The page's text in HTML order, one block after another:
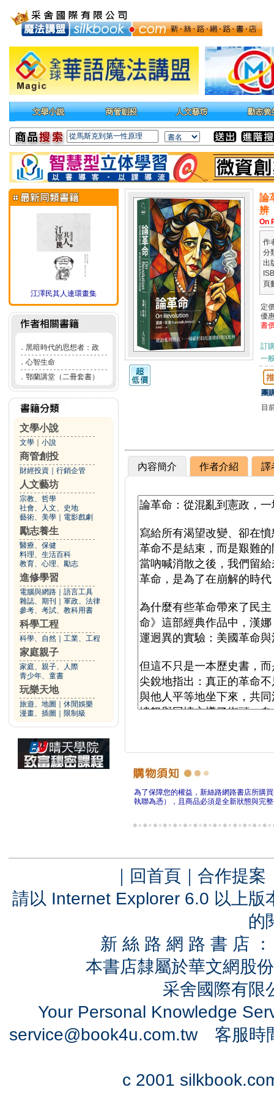
江澤民其人連環畫集
． 黑暗時代的思想者：政
． 心智生命
． 鄂蘭講堂（二冊套書）
文學小說
文學 小說
商管創投
財經投資 行銷企管
人文藝坊
宗教、哲學
社會、人文、史地
藝術、美學
電影戲劇
勵志養生
醫療、保健
料理、生活百科
教育、心理、勵志
進修學習
電腦與網路
語言工具
雜誌、期刊
軍政、法律
參考、考試、教科用書
科學工程
科學、自然 工業、工程
家庭親子
家庭、親子、人際
青少年、童書
玩樂天地
旅遊、地圖
休閒娛樂
漫畫、插圖
限制級
論
辨
On
作
分
出
頁
定
優
書
訂
一
團
目
內容簡介 作者介紹 譯
為了保障您的權益，新絲路網路書店所購
執聯為憑），且商品必須是全新狀態與完
｜ 回首頁 ｜ 合作提案
請以 Internet Explorer 6.0 以上
的
新 絲 路 網 路 書 店
本書店隸屬於華文網股
采舍國際有
Your Personal Knowledge
service@book4u.com.tw客服時
c 2001